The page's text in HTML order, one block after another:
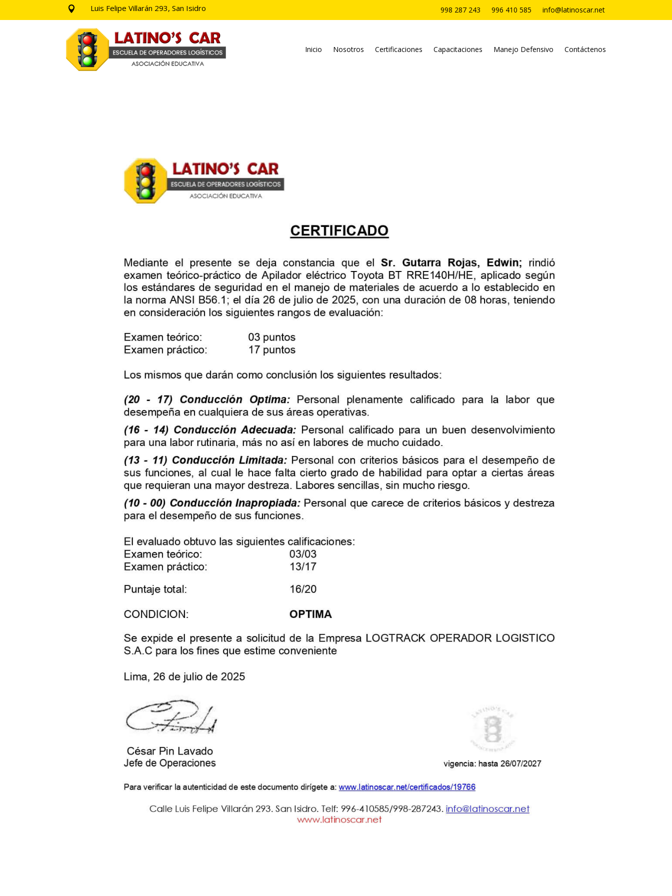
 Luis Felipe Villarán 293, San Isidro 998 287 243 996 410 585 info@latinoscar.net
Inicio Nosotros Certificaciones Capacitaciones Manejo Defensivo Contáctenos